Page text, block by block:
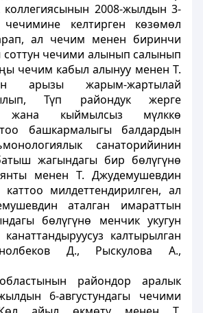
коллегиясынын 2008-жылдын 3-
чечимине келтирген көзөмөл
ал чечим менен биринчи
соттун чечими алынып салынып
чечим кабыл алынуу менен Т.
арызы жарым-жартылай
Түп райондук жерге
жана кыймылсыз мүлккө
башкармалыгы балдардын
санаторийинин
жагындагы бир бөлүгүнө
менен Т. Джудемушевдин
каттоо милдеттендирилген, ал
аталган имараттын
бөлүгүнө менчик укугун
калтырылган
Д., Рыскулова А.,
райондор аралык
6-августундагы чечими